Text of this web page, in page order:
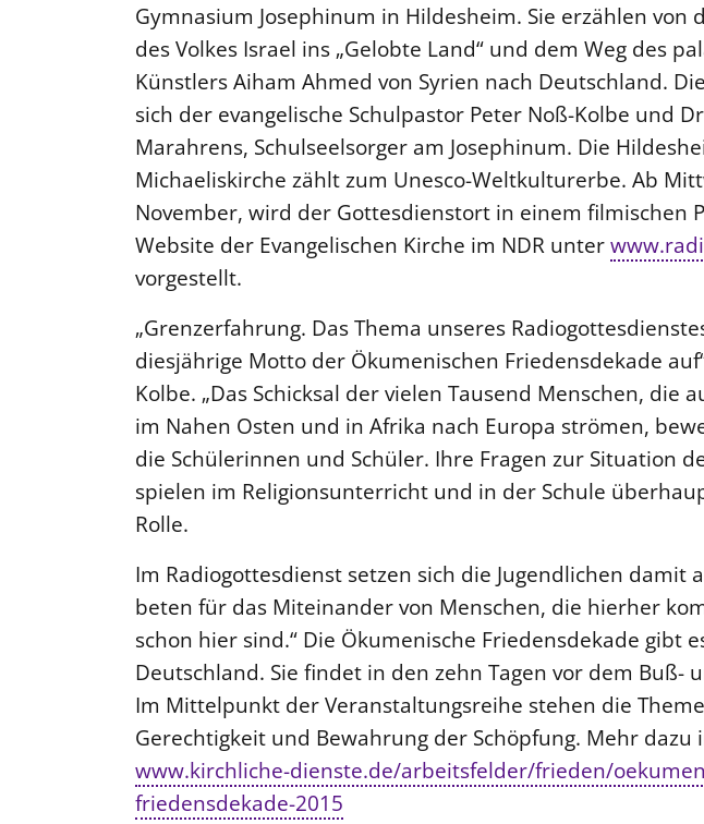
Gymnasium Josephinum in Hildesheim. Sie erzählen von
des Volkes Israel ins „Gelobte Land“ und dem Weg des
Künstlers Aiham Ahmed von Syrien nach Deutschland.
sich der evangelische Schulpastor Peter Noß-Kolbe und
Marahrens, Schulseelsorger am Josephinum. Die
Michaeliskirche zählt zum Unesco-Weltkulturerbe. Ab
November, wird der Gottesdienstort in einem filmischen
Website der Evangelischen Kirche im NDR unter
vorgestellt.
„Grenzerfahrung. Das Thema unseres
diesjährige Motto der Ökumenischen Friedensdekade
Kolbe. „Das Schicksal der vielen Tausend Menschen, die
im Nahen Osten und in Afrika nach Europa strömen,
die Schülerinnen und Schüler. Ihre Fragen zur Situation
spielen im Religionsunterricht und in der Schule
Rolle.
Im Radiogottesdienst setzen sich die Jugendlichen damit
beten für das Miteinander von Menschen, die hierher
schon hier sind.“ Die Ökumenische Friedensdekade gibt
Deutschland. Sie findet in den zehn Tagen vor dem Buß-
Im Mittelpunkt der Veranstaltungsreihe stehen die
Gerechtigkeit und Bewahrung der Schöpfung. Mehr
www.kirchliche-dienste.de/arbeitsfelder/frieden/
friedensdekade-2015